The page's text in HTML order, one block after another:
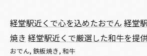
経堂駅近くで心を込めたおでん 経堂
焼き 経堂駅近くで厳選した和牛を提
おでん 鉄板焼き 和牛